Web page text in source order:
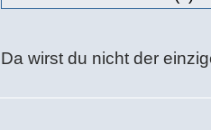
Da wirst du nicht der